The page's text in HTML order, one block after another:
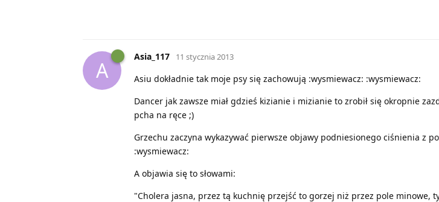
A
Asia_117 11 stycznia 2013
Asiu dokładnie tak moje psy się zachowują :wysmiewacz: :wysmiewacz:
Dancer jak zawsze miał gdzieś kizianie i mizianie to zrobił się okropnie
pcha na ręce ;)
Grzechu zaczyna wykazywać pierwsze objawy podniesionego ciśnienia z
:wysmiewacz:
A objawia się to słowami:
"Cholera jasna, przez tą kuchnię przejść to gorzej niż przez pole minowe,